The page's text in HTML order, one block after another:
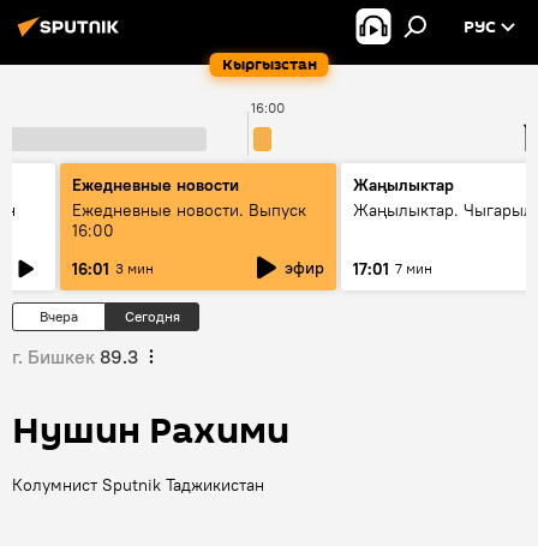
Кыргызстан
РУС
16:00
Ежедневные новости
Ежедневные новости. Выпуск
16:00
16:01 3 мин эфир
Жаңылыктар
Жаңылыктар.
17:01 7 мин
Вчера Сегодня
г. Бишкек 89.3
Нушин Рахими
Колумнист Sputnik Таджикистан